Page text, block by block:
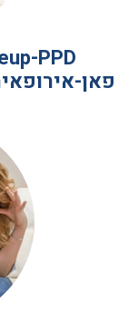
פאן-